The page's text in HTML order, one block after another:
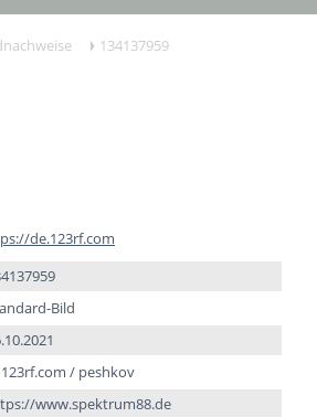
Ţ 134137959
de.123rf.com
Bild
/ peshkov
www.spektrum88.de